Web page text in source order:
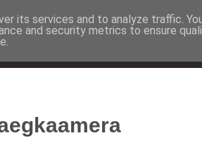
its services and to analyze traffic.
and security metrics to ensure